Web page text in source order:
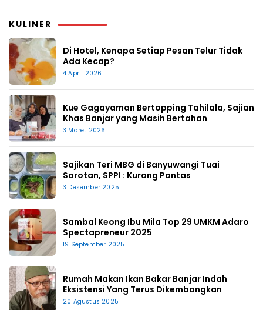
KULINER
Di Hotel, Kenapa Setiap Pesan Telur Tidak
Ada Kecap?
4 April 2026
Kue Gagayaman Bertopping Tahilala, Sajian
Khas Banjar yang Masih Bertahan
3 Maret 2026
Sajikan Teri MBG di Banyuwangi Tuai
Sorotan, SPPI : Kurang Pantas
3 Desember 2025
Sambal Keong Ibu Mila Top 29 UMKM Adaro
Spectapreneur 2025
19 September 2025
Rumah Makan Ikan Bakar Banjar Indah
Eksistensi Yang Terus Dikembangkan
20 Agustus 2025